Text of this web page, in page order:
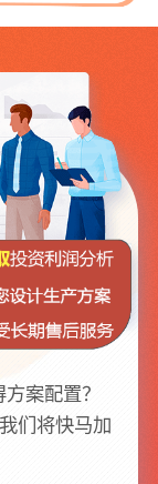
案配置？
们将快马加